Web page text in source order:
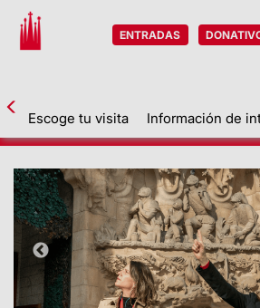
ENTRADAS
Escoge tu visita Información de
Volver